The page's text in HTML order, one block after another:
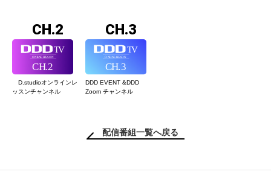
CH.2
D.studioオンラインレ
ッスンチャンネル
CH.3
DDD EVENT &DDD
Zoom チャンネル
配信番組一覧へ戻る